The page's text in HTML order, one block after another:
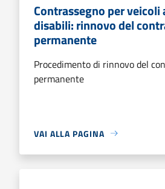
Contrassegno per veicoli
disabili: rinnovo del
permanente
Procedimento di rinnovo del
permanente
VAI ALLA PAGINA